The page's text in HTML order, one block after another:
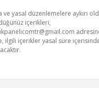
ve yasal düzenlemelere aykırı
içerikleri,
ilgili içerikler yasal süre